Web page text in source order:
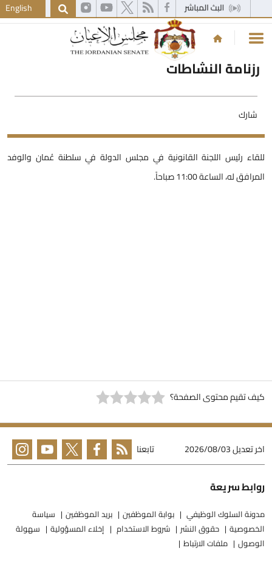
English
رزنامة النشاطات
شارك
للقاء رئيس اللجنة القانونية في مجلس الدولة في سلطنة عُمان والوفد
المرافق له، الساعة 11:00 صباحاً.
كيف تقيم محتوى الصفحة؟
اخر تعديل2026/08/03 تابعنا
روابط سريعة
مدونة السلوك الوظيفي بوابة الموظفين بريد الموظفين
سياسة
الخصوصية
حقوق النشر شروط الاستخدام إخلاء المسؤولية
سهولة
الوصول
ملفات الارتباط